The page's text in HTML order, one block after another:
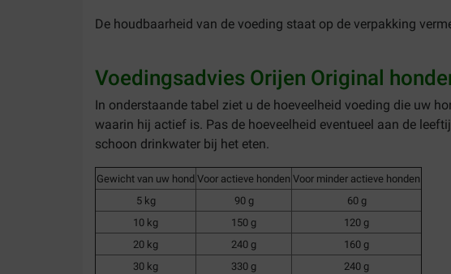
De houdbaarheid van de voeding staat op de verpakking
Voedingsadvies Orijen Original
In onderstaande tabel ziet u de hoeveelheid voeding die uw
waarin hij actief is. Pas de hoeveelheid eventueel aan de
schoon drinkwater bij het eten.
Gewicht van uw hond Voor actieve honden Voor minder actieve honden
5 kg
90 g
60 g
10 kg
150 g
120 g
20 kg
240 g
160 g
30 kg
330 g
240 g